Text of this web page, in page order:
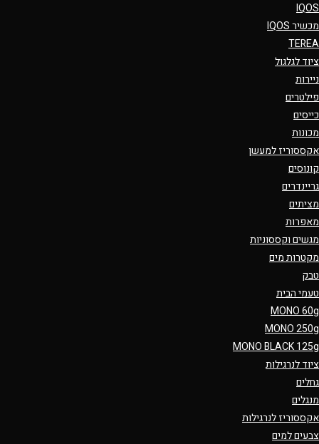
IQOS
מכשיר IQOS
TEREA
ציוד לגלגול
ניירות
פילטרים
כייסים
מכונות
אקססוריז למעשן
קונוסים
גריינדרים
מציתים
מאפרות
מגשים וקססוניות
מקטרות מים
טבק
טעמי הבית
MONO 60g
MONO 250g
MONO BLACK 125g
ציוד לנרגילות
גחלים
מנגלים
אקססוריז לנרגילות
צבעים למים